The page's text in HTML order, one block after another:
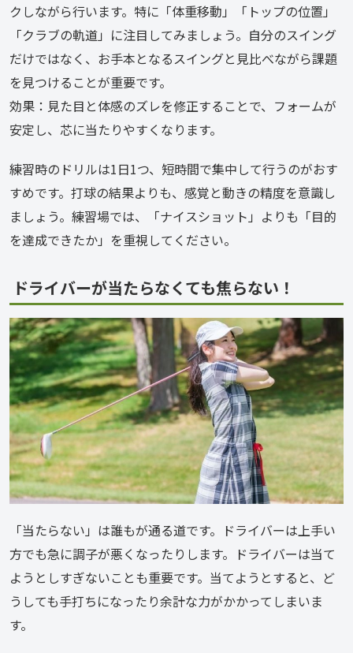
クしながら行います。特に「体重移動」「トップの位置」
「クラブの軌道」に注目してみましょう。自分のスイング
だけではなく、お手本となるスイングと見比べながら課題
を見つけることが重要です。
効果：見た目と体感のズレを修正することで、フォームが
安定し、芯に当たりやすくなります。
練習時のドリルは1日1つ、短時間で集中して行うのがおす
すめです。打球の結果よりも、感覚と動きの精度を意識し
ましょう。練習場では、「ナイスショット」よりも「目的
を達成できたか」を重視してください。
ドライバーが当たらなくても焦らない！
「当たらない」は誰もが通る道です。ドライバーは上手い
方でも急に調子が悪くなったりします。ドライバーは当て
ようとしすぎないことも重要です。当てようとすると、ど
うしても手打ちになったり余計な力がかかってしまいま
す。